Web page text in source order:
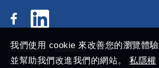
條款及細則 私隱權政策
我們使用 cookie 來改善您的瀏覽體驗
並幫助我們改進我們的網站。 私隱權